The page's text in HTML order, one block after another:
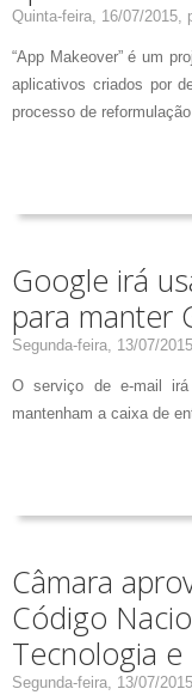
Quinta-feira, 16/07/2015,
“App Makeover” é um
aplicativos criados por
processo de
Google irá
para manter
Segunda-feira, 13/07/
O serviço de e-mail
mantenham a caixa de
Câmara
Código
Tecnologia e
Segunda-feira, 13/07/